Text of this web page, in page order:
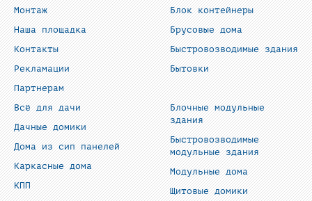
Монтаж
Наша площадка
Контакты
Рекламации
Партнерам
Блок контейнеры
Брусовые дома
Быстровозводимые здания
Бытовки
Всё для дачи
Дачные домики
Дома из сип панелей
Каркасные дома
КПП
Блочные модульные
здания
Быстровозводимые
модульные здания
Модульные дома
Щитовые домики